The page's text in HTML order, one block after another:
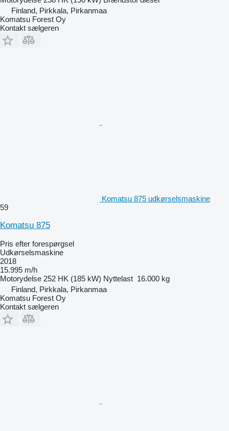
Finland, Pirkkala, Pirkanmaa
Komatsu Forest Oy
Kontakt sælgeren
Komatsu 875 udkørselsmaskine
59
Komatsu 875
Pris efter forespørgsel
Udkørselsmaskine
2018
15.995 m/h
Motorydelse 252 HK (185 kW) Nyttelast 16.000 kg
Finland, Pirkkala, Pirkanmaa
Komatsu Forest Oy
Kontakt sælgeren